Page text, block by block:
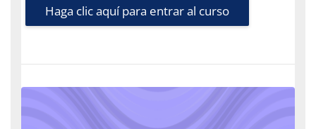
Haga clic aquí para entrar al curso